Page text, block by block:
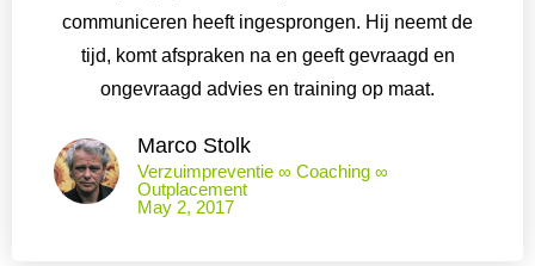
communiceren heeft ingesprongen. Hij neemt de
tijd, komt afspraken na en geeft gevraagd en
ongevraagd advies en training op maat.
Marco Stolk
Verzuimpreventie ∞ Coaching ∞
Outplacement
May 2, 2017